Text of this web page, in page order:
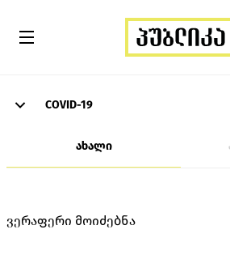
COVID-19
ახალი
ვერაფერი მოიძებნა